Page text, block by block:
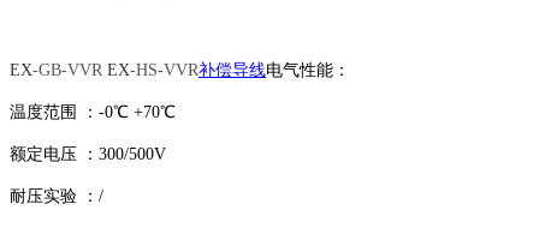
EX-GB-VVR EX-HS-VVR补偿导线电气性能 ：
温度范围 ： -0℃ +70℃
额定电压 ： 300/500V
耐压实验 ： /